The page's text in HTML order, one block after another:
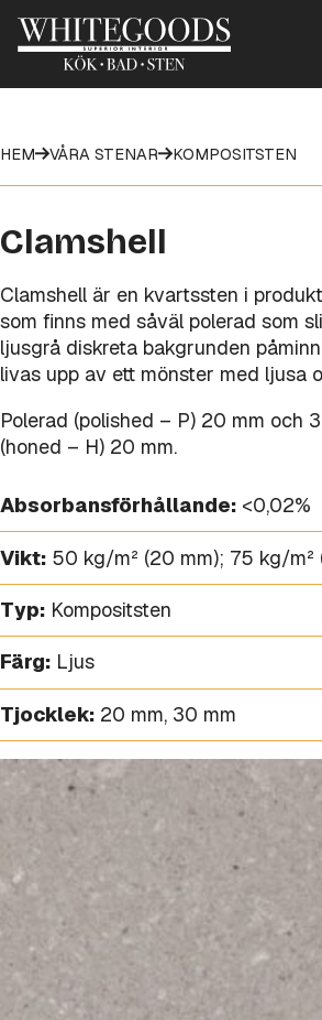
HEM VÅRA STENAR KOMPOSITSTEN
Clamshell
Clamshell är en kvartssten i
som finns med såväl polerad som
ljusgrå diskreta bakgrunden
livas upp av ett mönster med ljusa
Polerad (polished – P) 20 mm och
(honed – H) 20 mm.
Absorbansförhållande: <0,02%
Vikt: 50 kg/m² (20 mm); 75 kg/m²
Typ: Kompositsten
Färg: Ljus
Tjocklek: 20 mm, 30 mm